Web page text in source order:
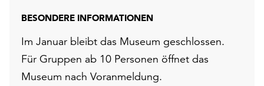
BESONDERE INFORMATIONEN
Im Januar bleibt das Museum geschlossen.
Für Gruppen ab 10 Personen öffnet das
Museum nach Voranmeldung.